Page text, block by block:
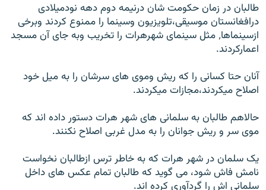
طالبان در زمان حکومت شان درنیمه دوم دهه نودمیلادی
درافغانستان موسیقی،تلویزیون وسینما را ممنوع کردند وبرخی
ازسینماها٬ مثل سینمای شهرهرات را تخریب وبه جای آن مسجد
اعمارکردند.
آنان حتا کسانی را که ریش وموی های سرشان را به میل خود
اصلاح میکردند،مجازات میکردند.
حالاهم طالبان به سلمانی های شهر هرات دستور داده اند که
موی سر و ریش جوانان را به مدل غربی اصلاح نکنند.
یک سلمان در شهر هرات که به خاطر ترس ازطالبان نخواست
نامش فاش شود، می گوید که طالبان تمام عکس های داخل
سلمانی اش را گردآوری کرده اند.